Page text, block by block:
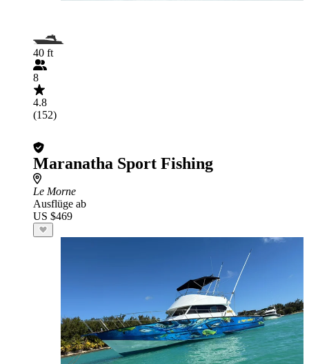
40 ft
8
4.8
(152)
Maranatha Sport Fishing
Le Morne
Ausflüge ab
US $469